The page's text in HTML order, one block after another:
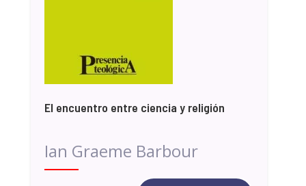
El encuentro entre ciencia y religión
Ian Graeme Barbour